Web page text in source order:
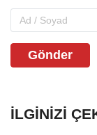
Gönder
İLGINIZI